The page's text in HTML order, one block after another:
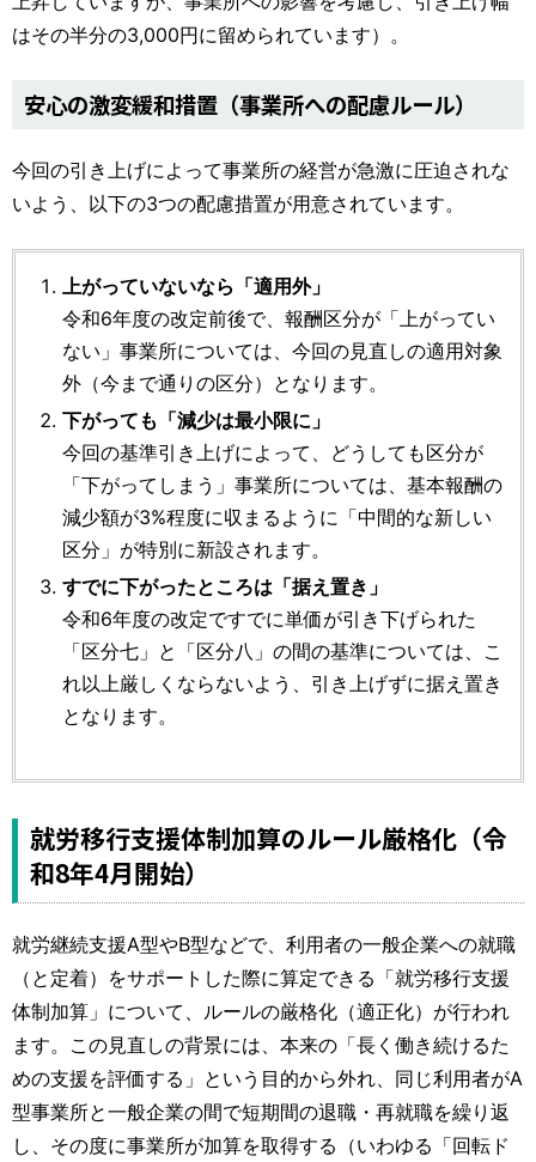
はその半分の3,000円に留められています）。
安心の激変緩和措置（事業所への配慮ルール）
今回の引き上げによって事業所の経営が急激に圧迫されな
いよう、以下の3つの配慮措置が用意されています。
上がっていないなら「適用外」
令和6年度の改定前後で、報酬区分が「上がってい
ない」事業所については、今回の見直しの適用対象
外（今まで通りの区分）となります。
下がっても「減少は最小限に」
今回の基準引き上げによって、どうしても区分が
「下がってしまう」事業所については、基本報酬の
減少額が3%程度に収まるように「中間的な新しい
区分」が特別に新設されます。
すでに下がったところは「据え置き」
令和6年度の改定ですでに単価が引き下げられた
「区分七」と「区分八」の間の基準については、こ
れ以上厳しくならないよう、引き上げずに据え置き
となります。
就労移行支援体制加算のルール厳格化（令
和8年4月開始）
就労継続支援A型やB型などで、利用者の一般企業への就職
（と定着）をサポートした際に算定できる「就労移行支援
体制加算」について、ルールの厳格化（適正化）が行われ
ます。この見直しの背景には、本来の「長く働き続けるた
めの支援を評価する」という目的から外れ、同じ利用者がA
型事業所と一般企業の間で短期間の退職・再就職を繰り返
し、その度に事業所が加算を取得する（いわゆる「回転ド